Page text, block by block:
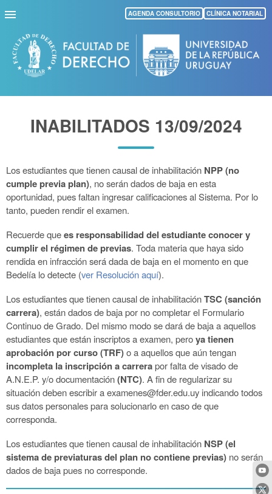
Pasar
al
contenido
principal
AGENDA CONSULTORIO CLÍNICA NOTARIAL
INABILITADOS 13/09/2024
Los estudiantes que tienen causal de inhabilitación NPP (no
cumple previa plan), no serán dados de baja en esta
oportunidad, pues faltan ingresar calificaciones al Sistema. Por lo
tanto, pueden rendir el examen.
Recuerde quees responsabilidad del estudiante conocer y
cumplir el régimen de previas. Toda materia que haya sido
rendida en infracción será dada de baja en el momento en que
Bedelía lo detecte (ver Resolución aquí).
Los estudiantes que tienen causal de inhabilitaciónTSC (sanción
carrera), están dados de baja por no completar el Formulario
Continuo de Grado. Del mismo modo se dará de baja a aquellos
estudiantes que están inscriptos a examen, peroya tienen
aprobación por curso(TRF)o a aquellos que aún tengan
incompleta la inscripción a carrerapor falta de visado de
A.N.E.P. y/o documentación(NTC). A fin de regularizar su
situación deben escribir a examenes@fder.edu.uy indicando todos
sus datos personales para solucionarlo en caso de que
corresponda.
Los estudiantes que tienen causal de inhabilitación NSP (el
sistema de previaturas del plan no contiene previas) no serán
dados de bajapues no corresponde.